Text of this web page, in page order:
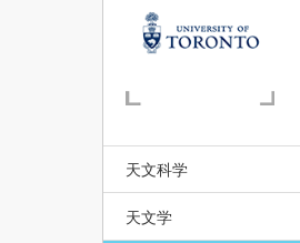
天文科学
天文学